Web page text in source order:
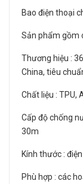
Bao điện thoại
Sản phẩm gồm
Thương hiệu :
China, tiêu
Chất liệu : TPU,
Cấp độ chống
30m
Kính thước :
Phù hợp : các